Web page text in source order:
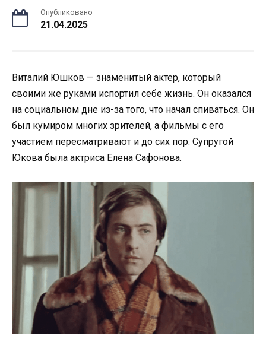
Опубликовано
21.04.2025
Виталий Юшков — знаменитый актер, который
своими же руками испортил себе жизнь. Он оказался
на социальном дне из-за того, что начал спиваться. Он
был кумиром многих зрителей, а фильмы с его
участием пересматривают и до сих пор. Супругой
Юкова была актриса Елена Сафонова.